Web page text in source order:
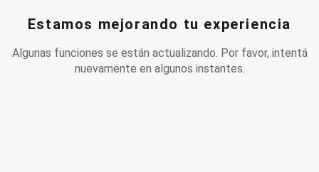
Estamos mejorando tu experiencia
Algunas funciones se están actualizando. Por favor, intentá
nuevamente en algunos instantes.